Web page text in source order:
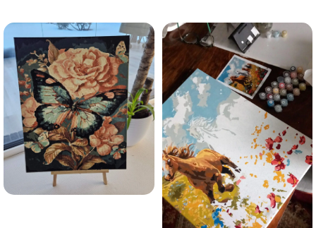
Esmu iepazinies ar GleznoPats.lv privātuma politiku un
piekrītu tai
GleznoPats.lvPrivātuma politika
SAŅEMT -10%